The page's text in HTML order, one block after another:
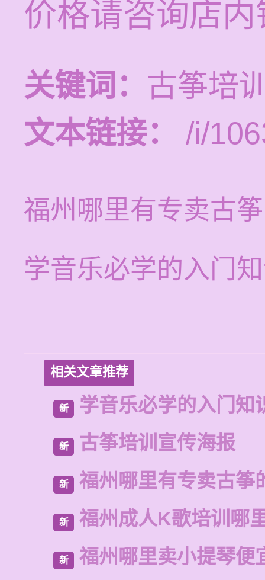
价格请咨询店
关键词： 古筝培
文本链接：
/i/
福州哪里有专卖古
学音乐必学的入门
相关文章推荐
新 学音乐必学的入门知
新 古筝培训宣传海报
新 福州哪里有专卖古筝
新 福州成人K歌培训哪
新 福州哪里卖小提琴便